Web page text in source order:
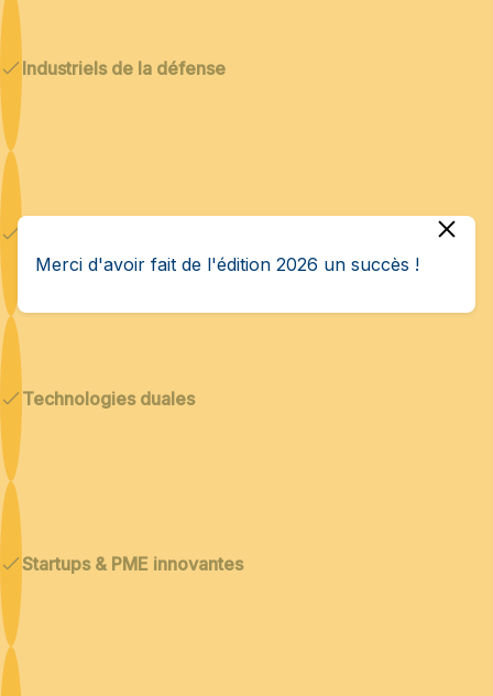
Industriels de la défense
Technologies duales
Startups & PME innovantes
Merci d'avoir fait de l'édition 2026 un succès !